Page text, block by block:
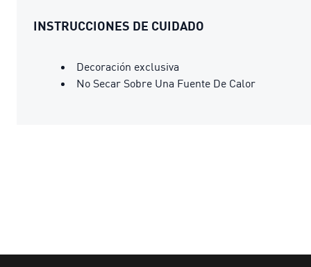
INSTRUCCIONES DE CUIDADO
Decoración exclusiva
No Secar Sobre Una Fuente De Calor